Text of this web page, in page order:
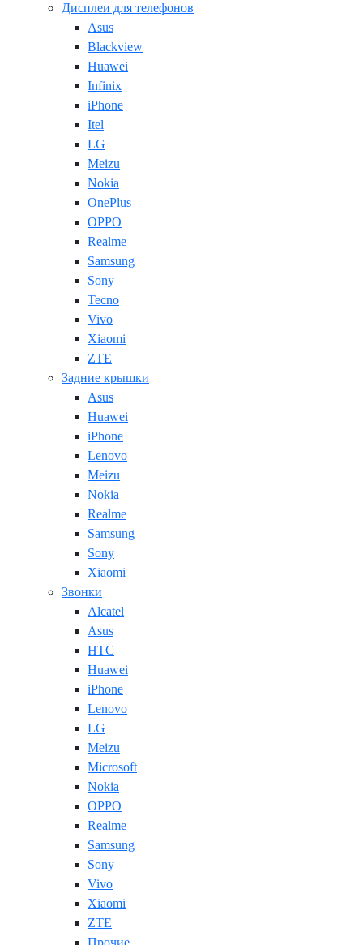
Дисплеи для телефонов
Asus
Blackview
Huawei
Infinix
iPhone
Itel
LG
Meizu
Nokia
OnePlus
OPPO
Realme
Samsung
Sony
Tecno
Vivo
Xiaomi
ZTE
Задние крышки
Asus
Huawei
iPhone
Lenovo
Meizu
Nokia
Realme
Samsung
Sony
Xiaomi
Звонки
Alcatel
Asus
HTC
Huawei
iPhone
Lenovo
LG
Meizu
Microsoft
Nokia
OPPO
Realme
Samsung
Sony
Vivo
Xiaomi
ZTE